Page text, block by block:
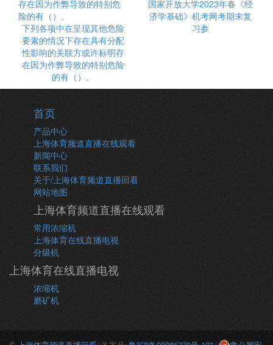
下列各项中在呈现其他危险
要素的情况下存在具有分配
性影响的关联方或许标明存
在因为作弊导致的特别危险
的有（）。
国家开放大学2023年春《经
济学基础》机考网考期末复
习参
首页
产品中心
上海体育频道直播在线观看
新闻中心
联系我们
关于/上海体育频道直播回看
网站地图
上海体育频道直播在线观看
常用浓缩机
上海体育在线直播电视
分级机
上海体育在线直播电视
浓缩机
磨矿机